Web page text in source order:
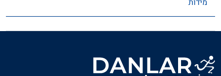
מידות